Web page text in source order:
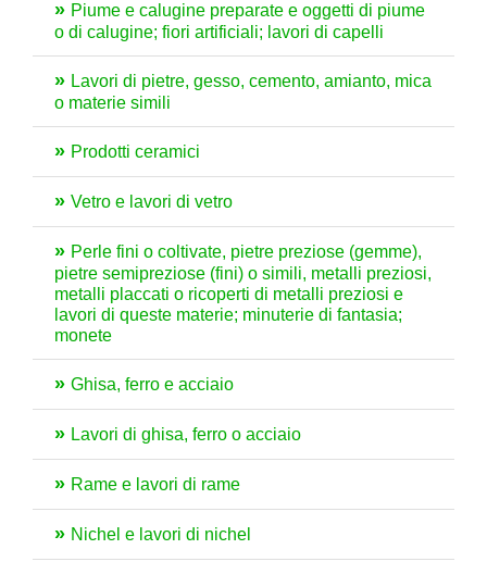
Piume e calugine preparate e oggetti di piume
o di calugine; fiori artificiali; lavori di capelli
Lavori di pietre, gesso, cemento, amianto, mica
o materie simili
Prodotti ceramici
Vetro e lavori di vetro
Perle fini o coltivate, pietre preziose (gemme),
pietre semipreziose (fini) o simili, metalli preziosi,
metalli placcati o ricoperti di metalli preziosi e
lavori di queste materie; minuterie di fantasia;
monete
Ghisa, ferro e acciaio
Lavori di ghisa, ferro o acciaio
Rame e lavori di rame
Nichel e lavori di nichel